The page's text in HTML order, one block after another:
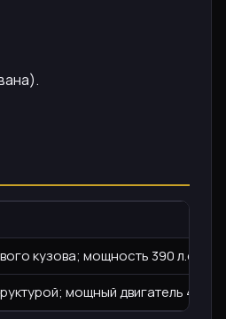
кузова; мощность 390 л.с.
мощный двигатель 420